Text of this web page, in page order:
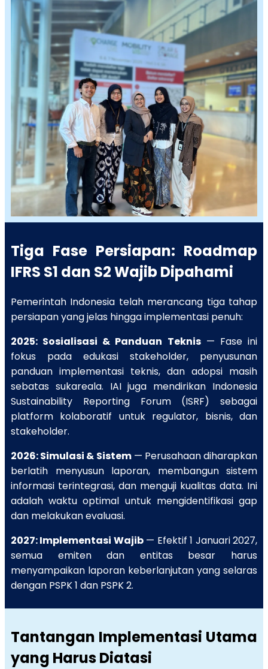
Tiga Fase Persiapan: Roadmap
IFRS S1 dan S2 Wajib Dipahami
Pemerintah Indonesia telah merancang tiga tahap
persiapan yang jelas hingga implementasi penuh:
2025: Sosialisasi & Panduan Teknis— Fase ini
fokus pada edukasi stakeholder, penyusunan
panduan implementasi teknis, dan adopsi masih
sebatas sukareala. IAI juga mendirikan Indonesia
Sustainability Reporting Forum (ISRF) sebagai
platform kolaboratif untuk regulator, bisnis, dan
stakeholder.
2026: Simulasi & Sistem— Perusahaan diharapkan
berlatih menyusun laporan, membangun sistem
informasi terintegrasi, dan menguji kualitas data. Ini
adalah waktu optimal untuk mengidentifikasi gap
dan melakukan evaluasi.
2027: Implementasi Wajib— Efektif 1 Januari 2027,
semua emiten dan entitas besar harus
menyampaikan laporan keberlanjutan yang selaras
dengan PSPK 1 dan PSPK 2.
Tantangan Implementasi Utama
yang Harus Diatasi